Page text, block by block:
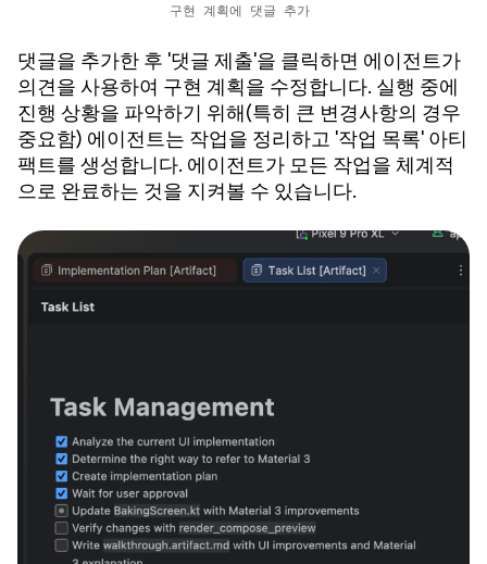
구현 계획에 댓글 추가
댓글을 추가한 후 '댓글 제출'을 클릭하면 에이전트가
의견을 사용하여 구현 계획을 수정합니다. 실행 중에
진행 상황을 파악하기 위해(특히 큰 변경사항의 경우
중요함) 에이전트는 작업을 정리하고 '작업 목록' 아티
팩트를 생성합니다. 에이전트가 모든 작업을 체계적
으로 완료하는 것을 지켜볼 수 있습니다.